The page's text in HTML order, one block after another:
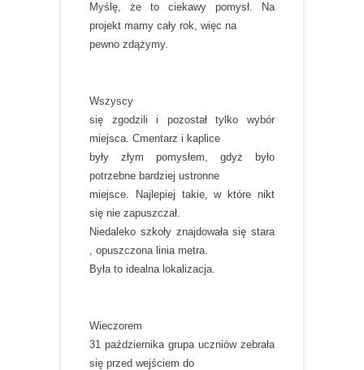
Myślę, że to ciekawy pomysł. Na
projekt mamy cały rok, więc na
pewno zdążymy.
Wszyscy
się zgodzili i pozostał tylko wybór
miejsca. Cmentarz i kaplice
były złym pomysłem, gdyż było
potrzebne bardziej ustronne
miejsce. Najlepiej takie, w które nikt
się nie zapuszczał.
Niedaleko szkoły znajdowała się stara
, opuszczona linia metra.
Była to idealna lokalizacja.
Wieczorem
31 października grupa uczniów zebrała
się przed wejściem do